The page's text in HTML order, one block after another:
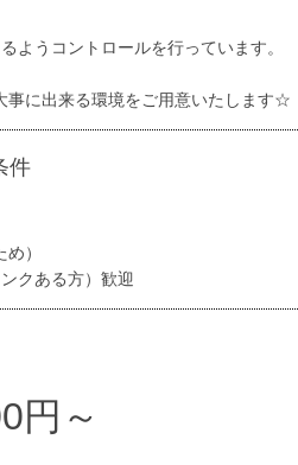
ようコントロールを行っています。
に出来る環境をご用意いたします☆
件
）
クある方）歓迎
円～